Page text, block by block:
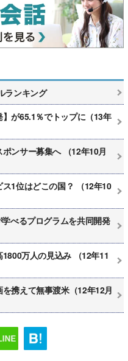
ランキング
が65.1％でトップに（13年
ンサー募集へ （12年10月
1位はどこの国？ （12年10
べるプログラムを共同開発
万人の見込み （12年11
携えて無事渡米（12年12月